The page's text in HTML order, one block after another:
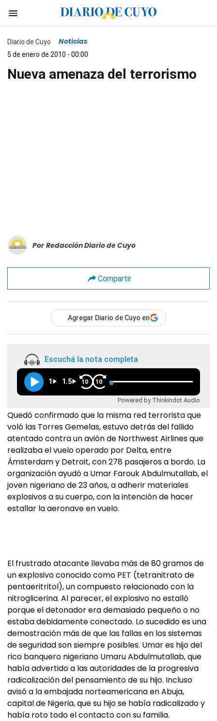
Diario de Cuyo Noticias
5 de enero de 2010 - 00:00
Nueva amenaza del terrorismo
Por Redacción Diario de Cuyo
Compartir
Agregar Diario de Cuyo en
Escuchá la nota completa
1 1.5 10 10
Powered by Thinkindot Audio
Quedó confirmado que la misma red terrorista que
voló las Torres Gemelas, estuvo detrás del fallido
atentado contra un avión de Northwest Airlines que
realizaba el vuelo operado por Delta, entre
Ámsterdam y Detroit, con 278 pasajeros a bordo. La
organización ayudó a Umar Farouk Abdulmutallab, el
joven nigeriano de 23 años, a adherir materiales
explosivos a su cuerpo, con la intención de hacer
estallar la aeronave en vuelo.
El frustrado atacante llevaba más de 80 gramos de
un explosivo conocido como PET (tetranitrato de
pentaeritritol), un compuesto relacionado con la
nitroglicerina. Al parecer, el explosivo no estalló
porque el detonador era demasiado pequeño o no
estaba debidamente conectado. Lo sucedido es una
demostración más de que las fallas en los sistemas
de seguridad son siempre posibles. Umar es hijo del
rico banquero nigeriano Umaru Abdulmutallab, que
había advertido a las autoridades de la progresiva
radicalización del pensamiento de su hijo. Incluso
avisó a la embajada norteamericana en Abuja,
capital de Nigeria, que su hijo se había radicalizado y
había roto todo el contacto con su familia.